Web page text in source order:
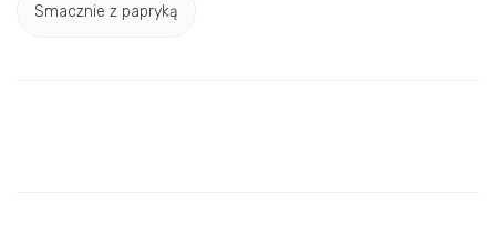
Smacznie z papryką